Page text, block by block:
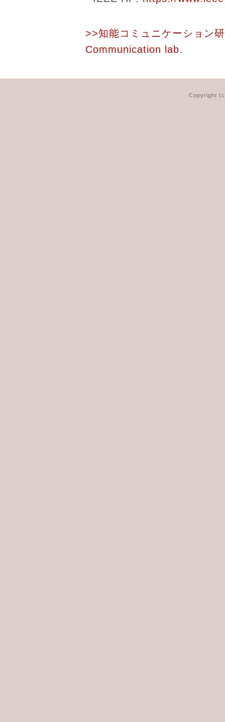
>>知能コミュニケーション
Communication lab.
Copyright